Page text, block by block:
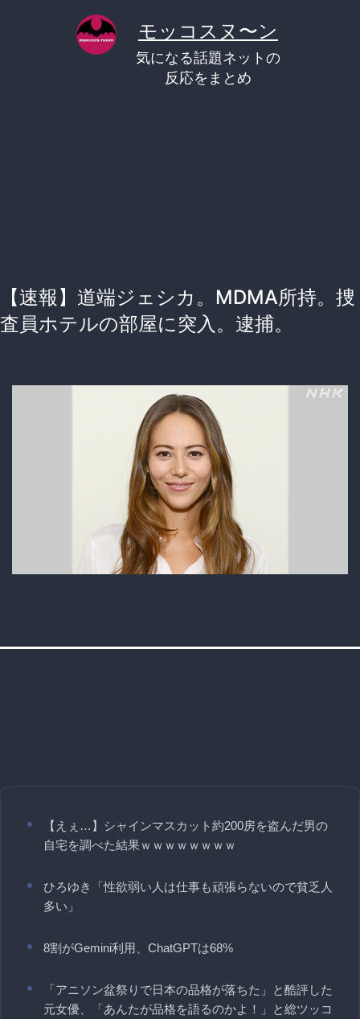
モッコスヌ〜ン
気になる話題ネットの
反応をまとめ
【速報】道端ジェシカ。MDMA所持。捜
査員ホテルの部屋に突入。逮捕。
【えぇ…】シャインマスカット約200房を盗んだ男の
自宅を調べた結果ｗｗｗｗｗｗｗｗ
ひろゆき「性欲弱い人は仕事も頑張らないので貧乏人
多い」
8割がGemini利用、ChatGPTは68%
「アニソン盆祭りで日本の品格が落ちた」と酷評した
元女優、「あんたが品格を語るのかよ！」と総ツッコ